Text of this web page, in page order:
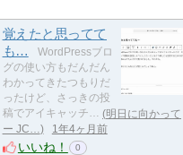
覚えたと思ってて
も…
WordPressブロ
グの使い方もだんだん
わかってきたつもりだ
ったけど、さっきの投
稿でアイキャッチ…
明日に向かって
ー JC…
1年4ヶ月前
いいね！ 0